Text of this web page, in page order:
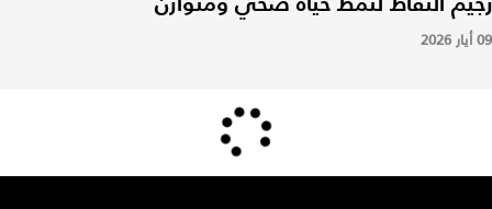
09 أيار 2026